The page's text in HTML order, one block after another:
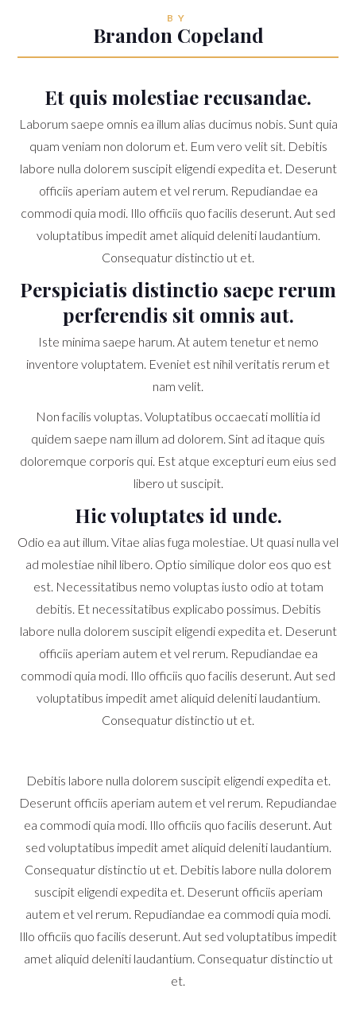
BY
Brandon Copeland
Et quis molestiae recusandae.
Laborum saepe omnis ea illum alias ducimus nobis. Sunt quia
quam veniam non dolorum et. Eum vero velit sit. Debitis
labore nulla dolorem suscipit eligendi expedita et. Deserunt
officiis aperiam autem et vel rerum. Repudiandae ea
commodi quia modi. Illo officiis quo facilis deserunt. Aut sed
voluptatibus impedit amet aliquid deleniti laudantium.
Consequatur distinctio ut et.
Perspiciatis distinctio saepe rerum
perferendis sit omnis aut.
Iste minima saepe harum. At autem tenetur et nemo
inventore voluptatem. Eveniet est nihil veritatis rerum et
nam velit.
Non facilis voluptas. Voluptatibus occaecati mollitia id
quidem saepe nam illum ad dolorem. Sint ad itaque quis
doloremque corporis qui. Est atque excepturi eum eius sed
libero ut suscipit.
Hic voluptates id unde.
Odio ea aut illum. Vitae alias fuga molestiae. Ut quasi nulla vel
ad molestiae nihil libero. Optio similique dolor eos quo est
est. Necessitatibus nemo voluptas iusto odio at totam
debitis. Et necessitatibus explicabo possimus. Debitis
labore nulla dolorem suscipit eligendi expedita et. Deserunt
officiis aperiam autem et vel rerum. Repudiandae ea
commodi quia modi. Illo officiis quo facilis deserunt. Aut sed
voluptatibus impedit amet aliquid deleniti laudantium.
Consequatur distinctio ut et.
Debitis labore nulla dolorem suscipit eligendi expedita et.
Deserunt officiis aperiam autem et vel rerum. Repudiandae
ea commodi quia modi. Illo officiis quo facilis deserunt. Aut
sed voluptatibus impedit amet aliquid deleniti laudantium.
Consequatur distinctio ut et. Debitis labore nulla dolorem
suscipit eligendi expedita et. Deserunt officiis aperiam
autem et vel rerum. Repudiandae ea commodi quia modi.
Illo officiis quo facilis deserunt. Aut sed voluptatibus impedit
amet aliquid deleniti laudantium. Consequatur distinctio ut
et.